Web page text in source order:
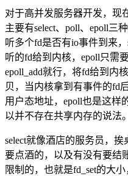
对于高并发服务器开发，现
主要有select、poll、epoll三
听多个fd是否有io事件到来
听的fd给到内核，epoll只需
epoll_add就行，将fd给到内
贝，当内核拿到有事件的fd
用户态地址，epoll也是这样
以并不存在共享内存的说法。
select就像酒店的服务员，
要点酒的，以及有没有要结
限制的，也就是fd_set的大